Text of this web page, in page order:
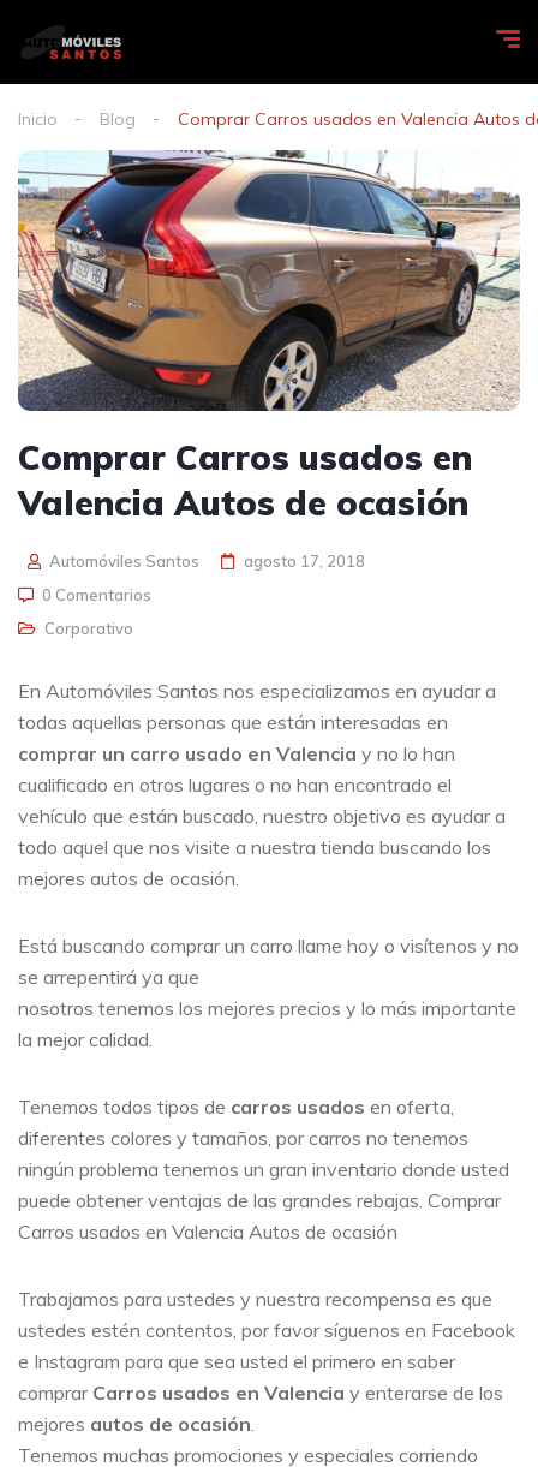
Inicio Blog Comprar Carros usados en Valencia Autos
Comprar Carros usados en
Valencia Autos de ocasión
Automóviles Santos
agosto 17, 2018
0 Comentarios
Corporativo
En Automóviles Santos nos especializamos en ayudar a
todas aquellas personas que están interesadas en
comprar un carro usado en Valencia y no lo han
cualificado en otros lugares o no han encontrado el
vehículo que están buscado, nuestro objetivo es ayudar a
todo aquel que nos visite a nuestra tienda buscando los
mejores autos de ocasión.
Está buscando comprar un carro llame hoy o visítenos y no
se arrepentirá ya que
nosotros tenemos los mejores precios y lo más importante
la mejor calidad.
Tenemos todos tipos de carros usados en oferta,
diferentes colores y tamaños, por carros no tenemos
ningún problema tenemos un gran inventario donde usted
puede obtener ventajas de las grandes rebajas. Comprar
Carros usados en Valencia Autos de ocasión
Trabajamos para ustedes y nuestra recompensa es que
ustedes estén contentos, por favor síguenos en Facebook
e Instagram para que sea usted el primero en saber
comprar Carros usados en Valencia y enterarse de los
mejores autos de ocasión.
Tenemos muchas promociones y especiales corriendo